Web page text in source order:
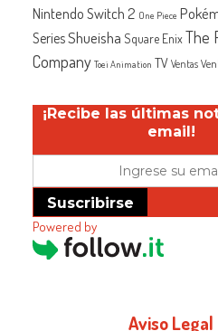
Nintendo Switch 2 One Piece
SeriesShueisha Square EnixThe
Company Toei Animation TV Ventas
¡Recibe las últimas
email!
Suscribirse
Powered by
Aviso Legal